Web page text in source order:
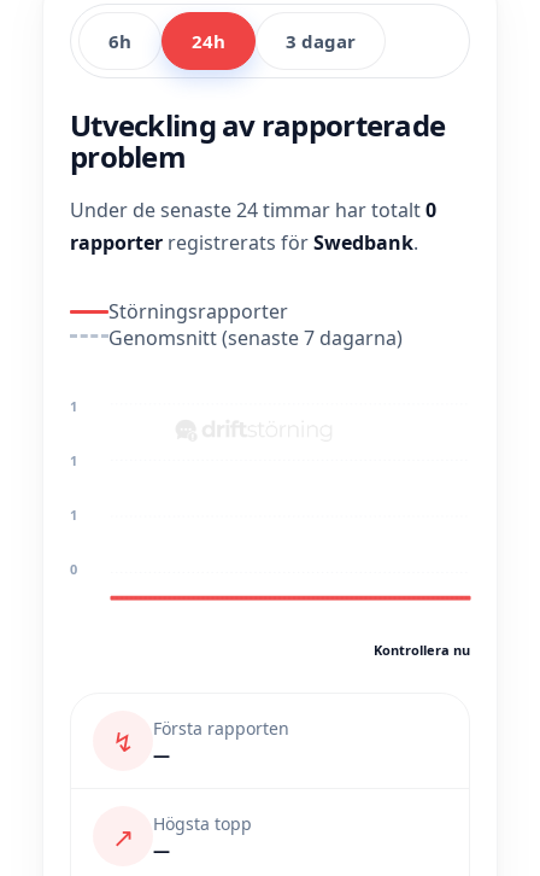
6h 24h 3 dagar
Utveckling av rapporterade
problem
Under de senaste 24 timmar har totalt0
rapporter registrerats förSwedbank.
Störningsrapporter
Genomsnitt (senaste 7 dagarna)
1
1
1
0
Kontrollera nu
↯
Första rapporten
—
↗
Högsta topp
—